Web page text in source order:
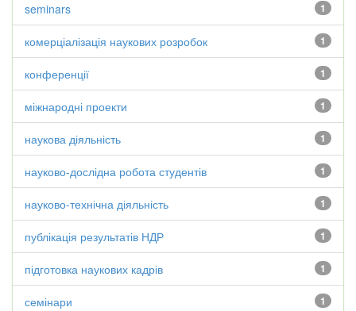
1
seminars
1
комерціалізація наукових розробок
1
конференції
1
міжнародні проекти
1
наукова діяльність
1
науково-дослідна робота студентів
1
науково-технічна діяльність
1
публікація результатів НДР
1
підготовка наукових кадрів
1
семінари